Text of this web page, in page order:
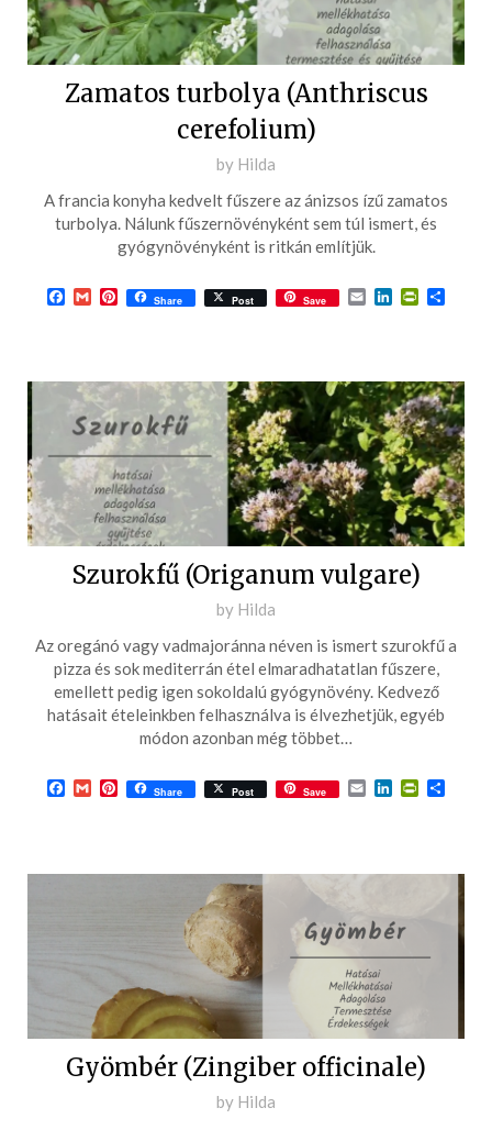
Zamatos turbolya (Anthriscus
cerefolium)
Posted
2023-
02-
by Hilda
A francia konyha kedvelt fűszere az ánizsos ízű zamatos
turbolya. Nálunk fűszernövényként sem túl ismert, és
gyógynövényként is ritkán említjük.
Facebook
GmailPinterest
Share Post Save EmailLinkedIn
Szurokfű (Origanum vulgare)
Posted
2021-
07-
31
by Hilda
Az oregánó vagy vadmajoránna néven is ismert szurokfű a
pizza és sok mediterrán étel elmaradhatatlan fűszere,
emellett pedig igen sokoldalú gyógynövény. Kedvező
hatásait ételeinkben felhasználva is élvezhetjük, egyéb
módon azonban még többet…
Facebook
GmailPinterest
Share Post Save EmailLinkedIn
Gyömbér (Zingiber officinale)
Posted
by Hilda